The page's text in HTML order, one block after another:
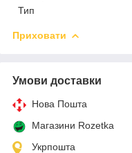
Тип
Приховати
Умови доставки
Нова Пошта
Магазини Rozetka
Укрпошта